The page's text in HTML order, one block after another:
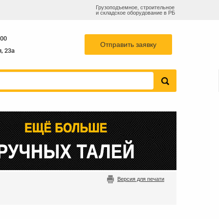
768-82-73 info@b-k-s.by
Грузоподъемное, строительное
и складское оборудование в РБ
23а
Отправить заявку
Версия для печати